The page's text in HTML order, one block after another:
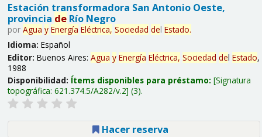
Estación transformadora San Antonio Oeste,
provincia deRío Negro
por Agua y Energía Eléctrica, Sociedad del Estado.
Idioma: Español
Editor: Buenos Aires: Agua y Energía Eléctrica, Sociedad del Estado,
1988
Disponibilidad: Ítems disponibles para préstamo: Signatura
topográfica: 621.374.5/A282/v.2 (3).
Hacer reserva